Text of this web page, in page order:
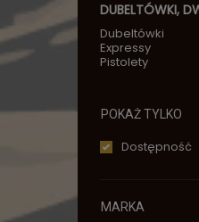
DUBELTÓWKI,
Dubeltówki
Expressy
Pistolety
POKAŻ TYLKO
Dostępność
MARKA